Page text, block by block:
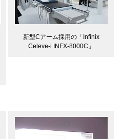
新型Cアーム採用の「Infinix
Celeve-i INFX-8000C」